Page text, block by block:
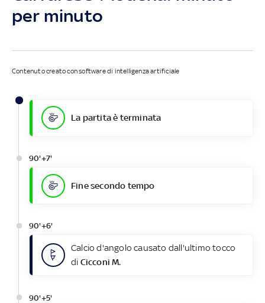
per minuto
Contenuto creato con software di intelligenza artificiale
La partita è terminata
90'+7'
Fine secondo tempo
90'+6'
Calcio d'angolo causato dall'ultimo tocco
di Cicconi M.
90'+5'